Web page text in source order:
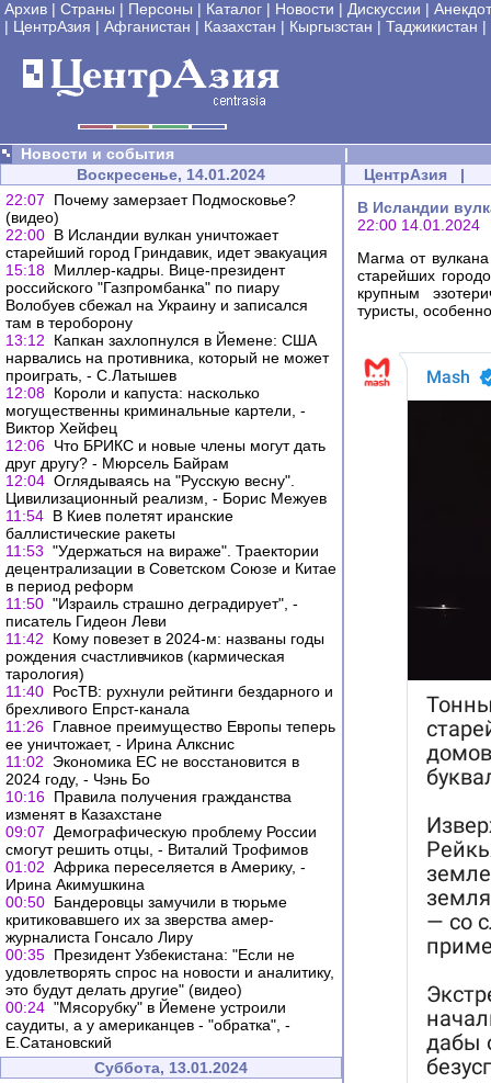
Архив | Страны | Персоны | Каталог | Новости | Дискуссии |
| ЦентрАзия | Афганистан | Казахстан | Кыргызстан | Таджикистан |
Новости и события
|
Воскресенье, 14.01.2024
22:07
Почему замерзает Подмосковье?
(видео)
22:00 В Исландии вулкан уничтожает
старейший город Гриндавик, идет эвакуация
15:18 Миллер-кадры. Вице-президент
российского "Газпромбанка" по пиару
Волобуев сбежал на Украину и записался
там в тероборону
13:12
Капкан захлопнулся в Йемене: США
нарвались на противника, который не может
проиграть, - С.Латышев
12:08 Короли и капуста: насколько
могущественны криминальные картели, -
Виктор Хейфец
12:06 Что БРИКС и новые члены могут дать
друг другу? - Мюрсель Байрам
12:04 Оглядываясь на "Русскую весну".
Цивилизационный реализм, - Борис Межуев
11:54 В Киев полетят иранские
баллистические ракеты
11:53 "Удержаться на вираже". Траектории
децентрализации в Советском Союзе и Китае
в период реформ
11:50 "Израиль страшно деградирует", -
писатель Гидеон Леви
11:42
Кому повезет в 2024-м: названы годы
рождения счастливчиков (кармическая
тарология)
11:40 РосТВ: рухнули рейтинги бездарного и
брехливого Епрст-канала
11:26 Главное преимущество Европы теперь
ее уничтожает, - Ирина Алкснис
11:02
Экономика ЕС не восстановится в
2024 году, - Чэнь Бо
10:16 Правила получения гражданства
изменят в Казахстане
09:07
Демографическую проблему России
смогут решить отцы, - Виталий Трофимов
01:02 Африка переселяется в Америку, -
Ирина Акимушкина
00:50 Бандеровцы замучили в тюрьме
критиковавшего их за зверства амер-
журналиста Гонсало Лиру
00:35 Президент Узбекистана: "Если не
удовлетворять спрос на новости и аналитику,
это будут делать другие" (видео)
00:24 "Мясорубку" в Йемене устроили
саудиты, а у американцев - "обратка", -
Е.Сатановский
Суббота, 13.01.2024
ЦентрАзия |
В Исландии
22:00 14.01.2024
Магма от
старейших
крупным
туристы,